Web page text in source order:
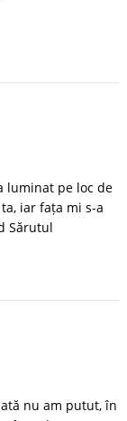
luminat pe loc de
iar fața mi s-a
Sărutul
nu am putut, în